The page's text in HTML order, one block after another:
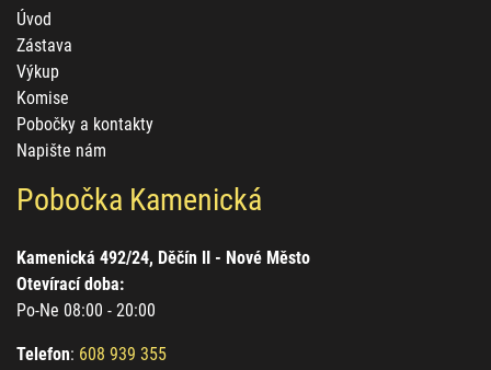
Úvod
Zástava
Výkup
Komise
Pobočky a kontakty
Napište nám
Pobočka Kamenická
Kamenická 492/24, Děčín II - Nové Město
Otevírací doba:
Po-Ne 08:00 - 20:00
Telefon: 608 939 355